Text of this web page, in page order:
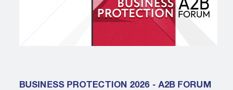
BUSINESS PROTECTION 2026 - A2B FORUM